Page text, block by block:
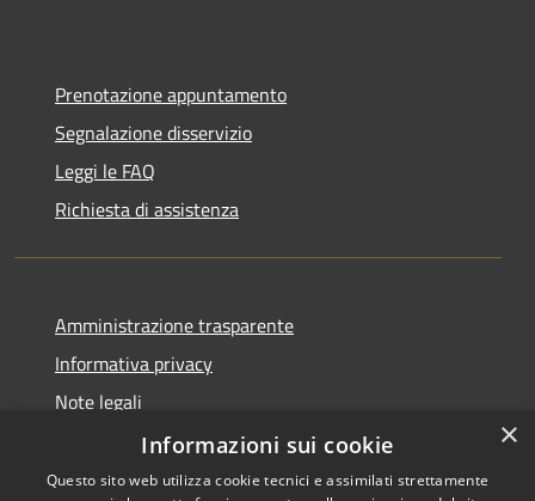
Prenotazione appuntamento
Segnalazione disservizio
Leggi le FAQ
Richiesta di assistenza
Amministrazione trasparente
Informativa privacy
Note legali
Dichiarazione di accessibilità
×
Informazioni sui cookie
Questo sito web utilizza cookie tecnici e assimilati strettamente